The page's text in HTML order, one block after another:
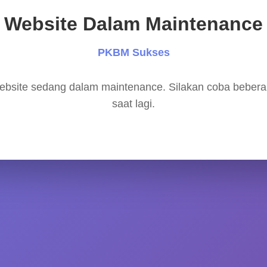
Website Dalam Maintenance
PKBM Sukses
sedang dalam maintenance. Silakan coba
saat lagi.